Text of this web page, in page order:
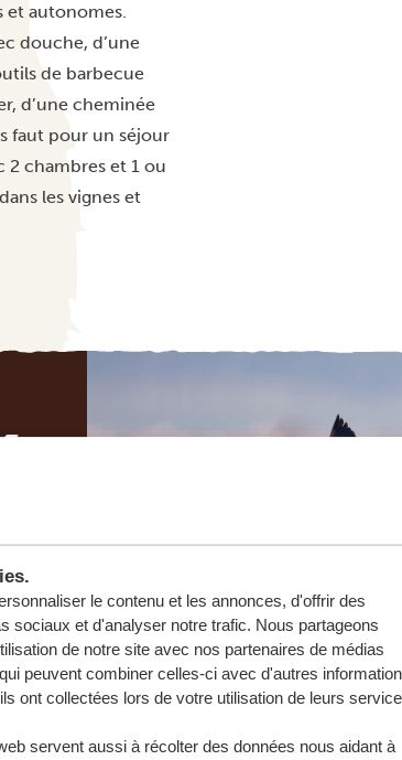
le contenu et les annonces, d'offrir des
sociaux et d'analyser notre trafic. Nous partageons
de notre site avec nos partenaires de médias
peuvent combiner celles-ci avec d'autres
ont collectées lors de votre utilisation de leurs
servent aussi à récolter des données nous aidant à
et autonomes.
douche, d’une
de barbecue
d’une cheminée
faut pour un séjour
2 chambres et 1 ou
les vignes et